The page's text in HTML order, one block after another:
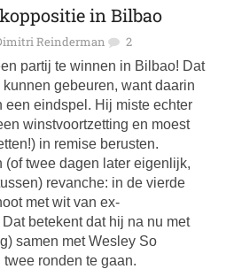
in Bilbao
Reinderman 2
partij te winnen in Bilbao! Dat
gebeuren, want daarin
een eindspel. Hij miste echter
winstvoortzetting en moest
in remise berusten.
twee dagen later eigenlijk,
revanche: in de vierde
met wit van ex-
betekent dat hij na nu met
samen met Wesley So
ronden te gaan.